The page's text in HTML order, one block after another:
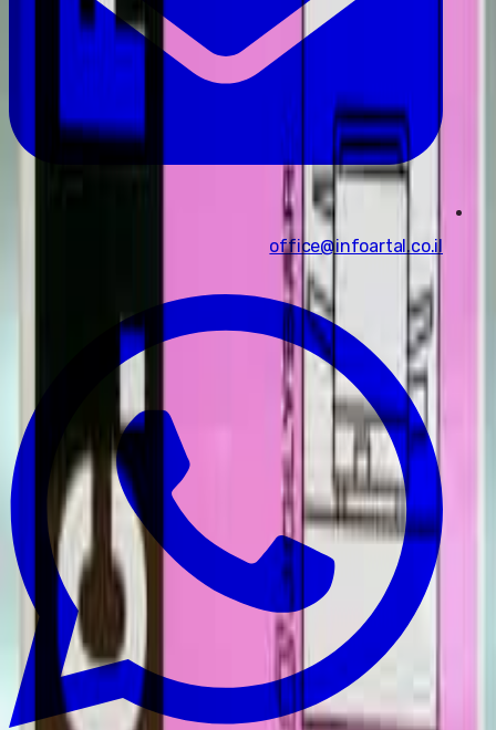
office@infoartal.co.il